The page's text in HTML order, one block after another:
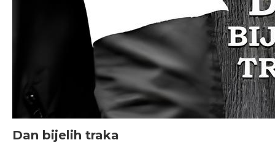
Dan bijelih traka